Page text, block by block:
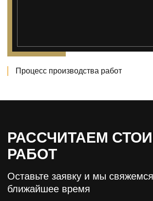
Процесс производства работ
РАССЧИТАЕМ
РАБОТ
Оставьте заявку и мы
ближайшее время